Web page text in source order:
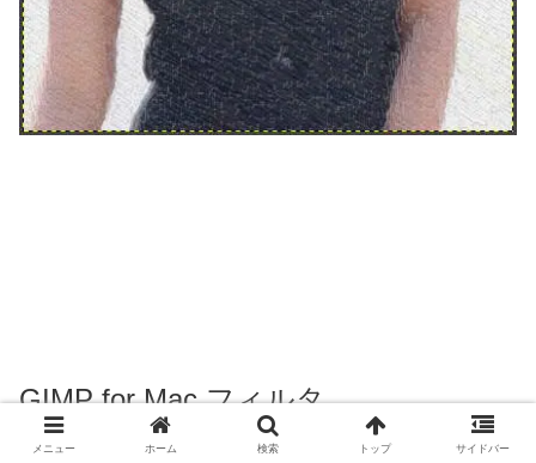
GIMP for Mac,フィルタ
ー,GIMPressionist,絵のような処
メニュー ホーム 検索 トップ サイドバー